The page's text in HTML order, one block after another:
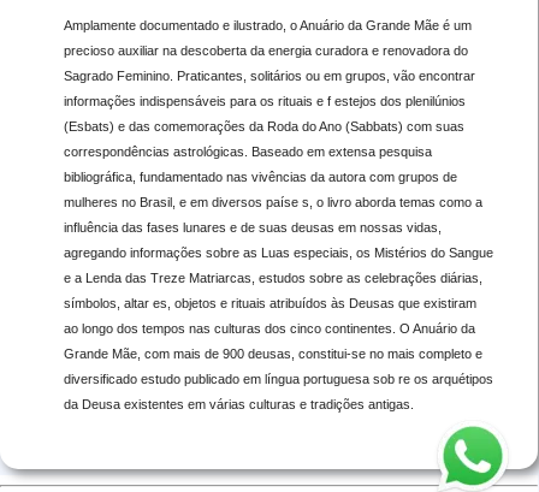
Amplamente documen­tado e ilustrado, o Anuário da Grande Mãe é um
precioso auxiliar na descoberta da energia curadora e renovadora do
Sagrado Feminino. Praticantes, solitários ou em grupos, vão encontrar
informações indispensáveis para os rituais e f estejos dos plenilúnios
(Esbats) e das comemorações da Roda do Ano (Sabbats) com suas
correspondências astrológicas. Baseado em extensa pesquisa
bibliográfica, fundamentado nas vivências da autora com grupos de
mulheres no Brasil, e em diversos paíse s, o livro aborda temas como a
influência das fases lunares e de suas deusas em nossas vidas,
agregando informações sobre as Luas especiais, os Mistérios do Sangue
e a Lenda das Treze Matriarcas, estudos sobre as celebrações diárias,
sím­bolos, altar es, objetos e rituais atribuídos às Deusas que existiram
ao longo dos tempos nas culturas dos cinco continentes. O Anuário da
Grande Mãe, com mais de 900 deusas, constitui-se no mais completo e
diversifica­do estudo publicado em língua portuguesa sob re os arquétipos
da Deusa existentes em várias culturas e tradições antigas.